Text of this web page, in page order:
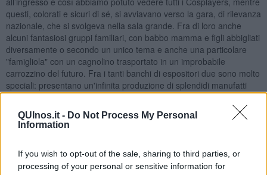
QUInos.it - Do Not Process My Personal
Information
If you wish to opt-out of the sale, sharing to third parties, or
processing of your personal or sensitive information for
questi, colorati e sicuri di sé, si avviavano verso la gara, di rilevanza
nazionale, che si svolgeva nella sala grande. Fra di loro anche
alcuni fantasiosi gruppi familiari, con babbo mamma e figli abbigliati
diversamente o secondo un unico tema e anche una particolare
"famigliola" con un cagnolino trasportato in un improbabile
carrozzino del futuro. Fra i tanti banchi di espositori due sono molto
speciali: presentano un'infinita produzione di splendidi manufatti
steam punch,uno stile di vita e un modo di vestirsiche, ci è stato
spiegato, prende la sua ispirazione dalla rivoluzione industriale
inglese, con meccanismi, ingranaggi e orologi che impreziosiscono
di quel periodo industriale, in uno dei due stand c'è un poster di
una locomotiva, da cui fuoriescono soffi e fischi e, a tratti, anche